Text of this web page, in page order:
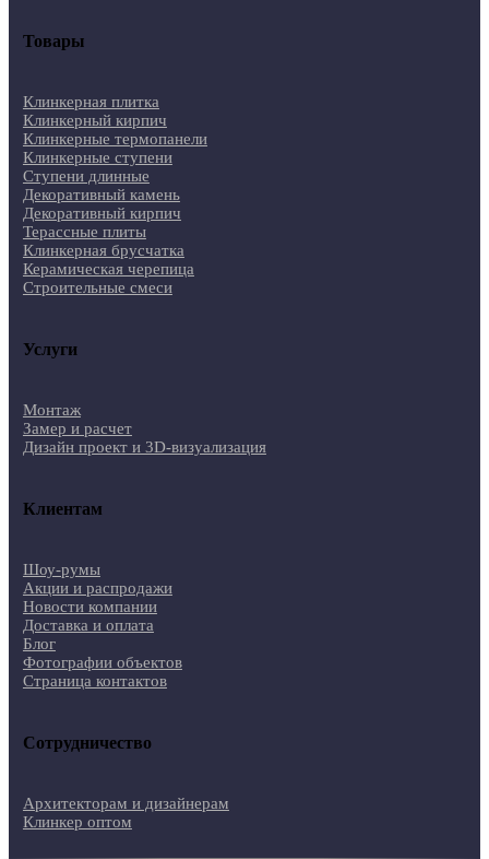
Товары
Клинкерная плитка
Клинкерный кирпич
Клинкерные термопанели
Клинкерные ступени
Ступени длинные
Декоративный камень
Декоративный кирпич
Терассные плиты
Клинкерная брусчатка
Керамическая черепица
Строительные смеси
Услуги
Монтаж
Замер и расчет
Дизайн проект и 3D-визуализация
Клиентам
Шоу-румы
Акции и распродажи
Новости компании
Доставка и оплата
Блог
Фотографии объектов
Страница контактов
Сотрудничество
Архитекторам и дизайнерам
Клинкер оптом